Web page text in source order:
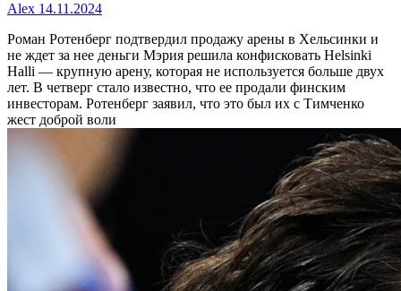
Alex 14.11.2024
Роман Ротенберг подтвердил продажу арены в Хельсинки и
не ждет за нее деньги Мэрия решила конфисковать Helsinki
Halli — крупную арену, которая не используется больше двух
лет. В четверг стало известно, что ее продали финским
инвесторам. Ротенберг заявил, что это был их с Тимченко
жест доброй воли